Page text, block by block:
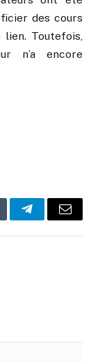
des cours
Toutefois,
n’a encore
TelegramEmail